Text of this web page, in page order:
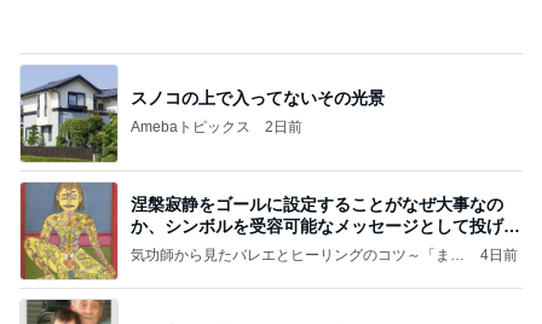
スノコの上で入ってないその光景
Amebaトピックス 2日前
涅槃寂静をゴールに設定することがなぜ大事なの
か、シンボルを受容可能なメッセージとして投げる
ことが
気功師から見たバレエとヒーリングのコツ～「まと
4日前